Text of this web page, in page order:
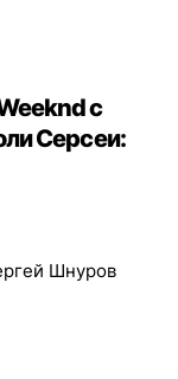
с
Серсеи: